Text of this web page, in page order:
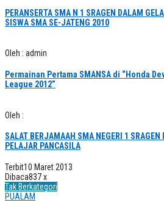
PERANSERTA SMA N 1 SRAGEN DALAM
SISWA SMA SE-JATENG 2010
Oleh : admin
Permainan Pertama SMANSA di “Honda
League 2012”
Oleh :
SALAT BERJAMAAH SMA NEGERI 1
PELAJAR PANCASILA
Terbit10 Maret 2013
Dibaca837 x
Tak Berkategori
PUALAM